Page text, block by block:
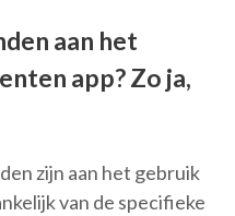
aan het
app? Zo ja,
zijn aan het gebruik
van de specifieke